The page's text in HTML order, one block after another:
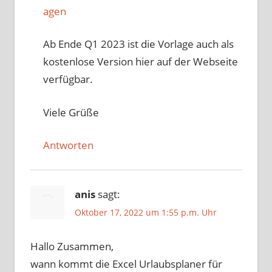
agen
Ab Ende Q1 2023 ist die Vorlage auch als
kostenlose Version hier auf der Webseite
verfügbar.
Viele Grüße
Antworten
anis sagt:
Oktober 17, 2022 um 1:55 p.m. Uhr
Hallo Zusammen,
wann kommt die Excel Urlaubsplaner für